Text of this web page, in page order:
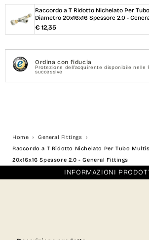
Ordina con fiducia
Protezione dell'acquirente disponibile nelle
successive
Raccordo a T Ridotto Nichelato Per
Diametro 20x16x16 Spessore 2.0 -
€ 12,35
Home
General Fittings
Raccordo a T Ridotto Nichelato Per Tubo
20x16x16 Spessore 2.0 - General Fittings
INFORMAZIONI